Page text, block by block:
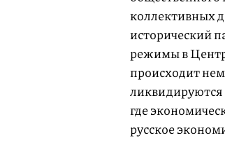
коллективных
исторический
режимы в
происходит
где
русское